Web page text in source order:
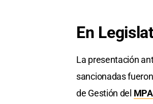
En
La presentación
sancionadas
de Gestión del MPA